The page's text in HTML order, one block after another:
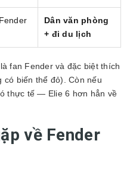
Dân văn phòng
+ đi du lịch
fan Fender và đặc biệt thích
có biến thể đỏ). Còn nếu
thực tế — Elie 6 hơn hẳn về
về Fender